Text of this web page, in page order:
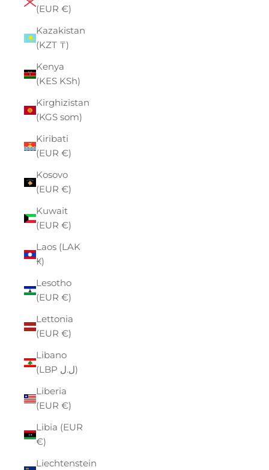
(EUR €)
Kazakistan
(KZT ₸)
Kenya
(KES KSh)
Kirghizistan
(KGS som)
Kiribati
(EUR €)
Kosovo
(EUR €)
Kuwait
(EUR €)
Laos (LAK
₭)
Lesotho
(EUR €)
Lettonia
(EUR €)
Libano
(LBP ل.ل)
Liberia
(EUR €)
Libia (EUR
€)
Liechtenstein